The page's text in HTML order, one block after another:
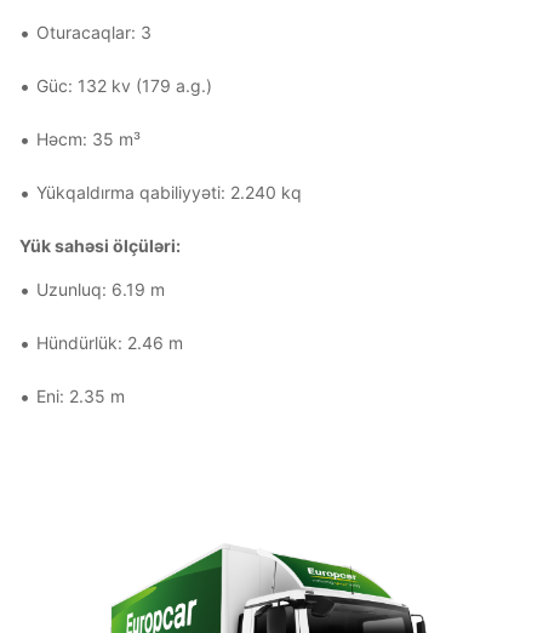
Oturacaqlar: 3
Güc: 132 kv (179 a.g.)
Həcm: 35 m³
Yükqaldırma qabiliyyəti: 2.240 kq
Yük sahəsi ölçüləri:
Uzunluq: 6.19 m
Hündürlük: 2.46 m
Eni: 2.35 m